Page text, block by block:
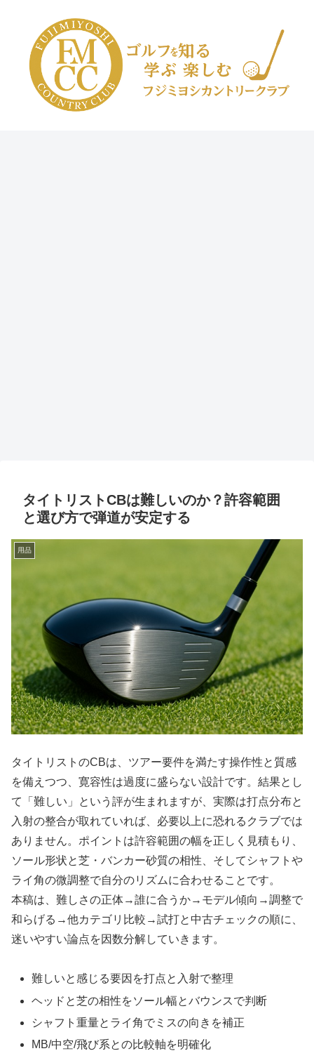
タイトリストCBは難しいのか？許容範囲
と選び方で弾道が安定する
用品
タイトリストのCBは、ツアー要件を満たす操作性と質感
を備えつつ、寛容性は過度に盛らない設計です。結果とし
て「難しい」という評が生まれますが、実際は打点分布と
入射の整合が取れていれば、必要以上に恐れるクラブでは
ありません。ポイントは許容範囲の幅を正しく見積もり、
ソール形状と芝・バンカー砂質の相性、そしてシャフトや
ライ角の微調整で自分のリズムに合わせることです。
本稿は、難しさの正体→誰に合うか→モデル傾向→調整で
和らげる→他カテゴリ比較→試打と中古チェックの順に、
迷いやすい論点を因数分解していきます。
難しいと感じる要因を打点と入射で整理
ヘッドと芝の相性をソール幅とバウンスで判断
シャフト重量とライ角でミスの向きを補正
MB/中空/飛び系との比較軸を明確化